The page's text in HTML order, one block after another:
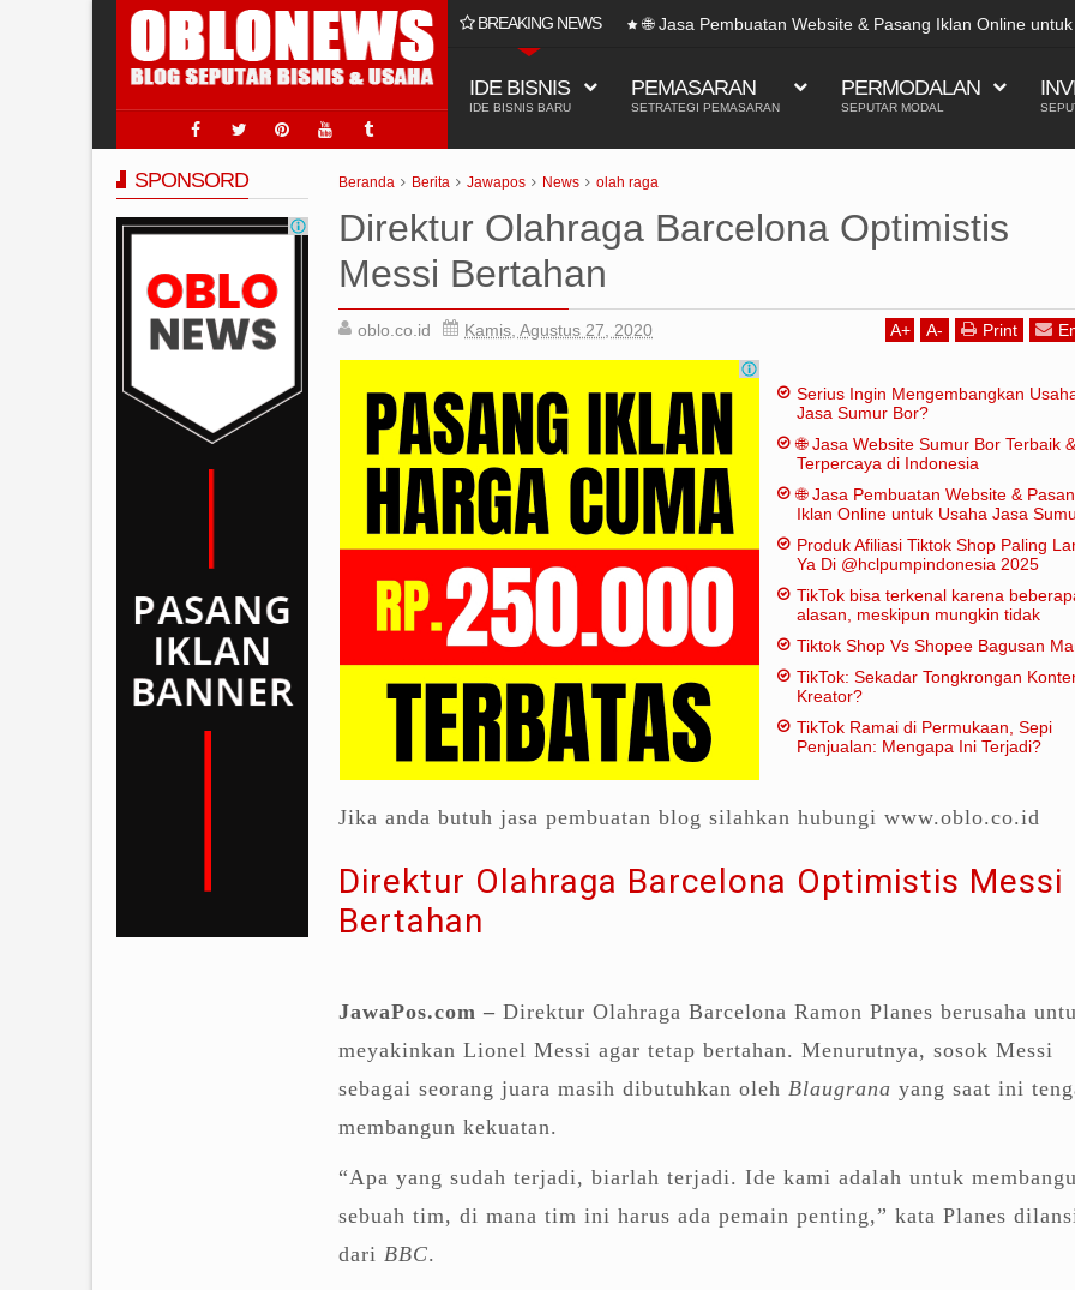
BREAKING NEWS
🌐 Jasa Pembuatan Website & Pasang Iklan Online untuk Usaha Jasa Sumur Bor
IDE BISNIS
IDE BISNIS BARU
PEMASARAN
SETRATEGI PEMASARAN
PERMODALAN
SEPUTAR MODAL
Beranda Berita Jawapos News olah raga
Direktur Olahraga Barcelona Optimistis
Messi Bertahan
oblo.co.id Kamis, Agustus 27, 2020 A+ A- Print
Serius Ingin Mengembangkan
Jasa Sumur Bor?
🌐 Jasa Website Sumur Bor Terbaik &
Terpercaya di Indonesia
🌐 Jasa Pembuatan Website &
Iklan Online untuk Usaha Jasa
Produk Afiliasi Tiktok Shop Paling
Ya Di @hclpumpindonesia 2025
TikTok bisa terkenal karena
alasan, meskipun mungkin tidak
tradisional:
Tiktok Shop Vs Shopee Bagusan
TikTok: Sekadar Tongkrongan
Kreator?
TikTok Ramai di Permukaan, Sepi
Penjualan: Mengapa Ini Terjadi?
Jika anda butuh jasa pembuatan blog silahkan hubungi www.oblo.co.id
Direktur Olahraga Barcelona Optimistis Messi
Bertahan
JawaPos.com – Direktur Olahraga Barcelona Ramon Planes berusaha
meyakinkan Lionel Messi agar tetap bertahan. Menurutnya, sosok Messi
sebagai seorang juara masih dibutuhkan oleh Blaugrana yang saat ini
membangun kekuatan.
“Apa yang sudah terjadi, biarlah terjadi. Ide kami adalah untuk
sebuah tim, di mana tim ini harus ada pemain penting,” kata Planes
dari BBC.
SPONSORD